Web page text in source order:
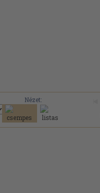
Nézet: